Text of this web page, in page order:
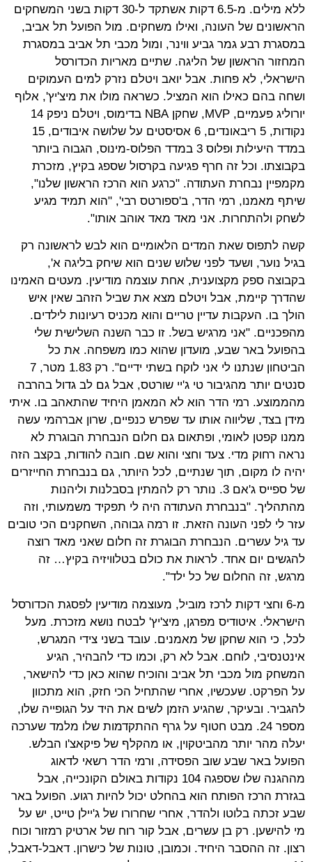
ללא מילים. מ-6.5 דקות אשתקד ל-30 דקות בשני המשחקים
הראשונים של העונה, ואילו משחקים. מול הפועל תל אביב,
במסגרת רבע גמר גביע ווינר, ומול מכבי תל אביב במסגרת
המחזור הראשון של הליגה. שתיים מאריות הכדורסל
הישראלי, לא פחות. אבל יואב ויטלם נזרק למים העמוקים
ושחה בהם כאילו הוא המציל. כשראה מולו את מיצ'יץ', אלוף
יורוליג פעמיים, MVP, שחקן NBA בדימוס, ויטלם ניפק 14
נקודות, 5 ריבאונדים, 6 אסיסטים על שלושה איבודים, 15
במדד היעילות ופלוס 3 במדד הפלוס-מינוס, הגבוה ביותר
בקבוצתו. וכל זה חרף פגיעה בקרסול שספג בקיץ, מזכרת
מקמפיין נבחרת העתודה. "כרגע הוא הרכז הראשון שלנו",
שיתף מאמנו, רמי הדר, ב'ספורטס רבי', "הוא תמיד מגיע
לשחק ולהתחרות. אני מאד מאד אוהב אותו".
קשה לתפוס שאת המדים הלאומיים הוא לבש לראשונה רק
בגיל נוער, ושעד לפני שלוש שנים הוא שיחק בליגה א',
בקבוצה ספק מקצוענית, אחת עוצמה מודיעין. מעטים האמינו
שהדרך קיימת, אבל ויטלם מצא את שביל הזהב שאין איש
הולך בו. העקבות עדיין טריים והוא מכניס רעיונות לילדים.
מהפכניים. "אני מרגיש בשל. זו כבר השנה השלישית שלי
בהפועל באר שבע, מועדון שהוא כמו משפחה. את כל
הביטחון שנתנו לי אני לוקח בשתי ידיים". רק 1.83 מטר, 7
סנטים יותר מהגיבור טי ג'יי שורטס, אבל גם לב גדול בהרבה
מהממוצע. רמי הדר הוא לא המאמן היחיד שהתאהב בו. איתי
מידן בצד, שליווה אותו עד שפרש כנפיים, שרון אברהמי עשה
ממנו קפטן לאומי, ופתאום גם חלום הנבחרת הבוגרת לא
נראה רחוק מדי. צעד וחצי והוא שם. חובה להודות, בקצב הזה
יהיה לו מקום, תוך שנתיים, לכל היותר, גם בנבחרת החייזרים
של ספייס ג'אם 3. נותר רק להמתין בסבלנות וליהנות
מהתהליך. "בנבחרת העתודה היה לי תפקיד משמעותי, וזה
עזר לי לפני העונה הזאת. זו רמה גבוהה, השחקנים הכי טובים
עד גיל עשרים. הנבחרת הבוגרת זה חלום שאני מאד רוצה
להגשים יום אחד. לראות את כולם בטלוויזיה בקיץ… זה
מרגש, זה החלום של כל ילד".
מ-6 וחצי דקות לרכז מוביל, מעוצמה מודיעין לפסגת הכדורסל
הישראלי. איטודיס מפרגן, מיצ'יץ' לבטח נושא מזכרת. מעל
לכל, כי הוא שחקן של מאמנים. עובד בשני צידי המגרש,
אינטנסיבי, לוחם. אבל לא רק, וכמו כדי להבהיר, הגיע
המשחק מול מכבי תל אביב והוכיח שהוא כאן כדי להישאר,
על הפרקט. שעכשיו, אחרי שהתחיל הכי חזק, הוא מתכוון
להגביר. ובעיקר, שהגיע הזמן לשים את היד על הגופייה שלו,
מספר 24. מבט חטוף על גרף ההתקדמות שלו מלמד שערכה
יעלה מהר יותר מהביטקוין, או מהקלף של פיקאצ'ו הבלש.
הפועל באר שבע שוב הפסידה, ורמי הדר רשאי לדאוג
מההגנה שלו שספגה 104 נקודות באולם הקונכייה, אבל
בגזרת הרכז הפותח הוא בהחלט יכול להיות רגוע. הפועל באר
שבע זכתה בלוטו ולהדר, אחרי שחרורו של ג'יילן טייט, יש על
מי להישען. רק בן עשרים, אבל קור רוח של ארטיק רמזור וכוח
רצון. זה ההסבר היחיד. וכמובן, טונות של כישרון. דאבל-דאבל,